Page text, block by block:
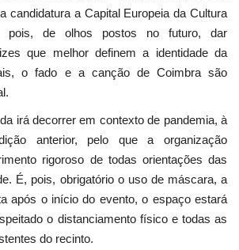
candidatura a Capital Europeia da Cultura
pois, de olhos postos no futuro, dar
que melhor definem a identidade da
o fado e a canção de Coimbra são
irá decorrer em contexto de pandemia, à
anterior, pelo que a organização
rigoroso de todas orientações das
É, pois, obrigatório o uso de máscara, a
após o início do evento, o espaço estará
o distanciamento físico e todas as
do recinto.